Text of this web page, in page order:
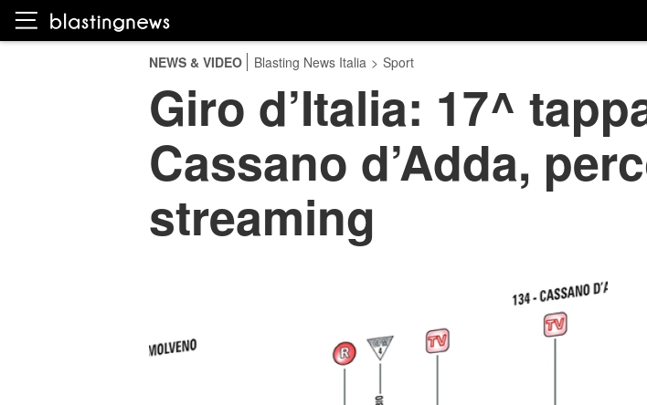
NEWS & VIDEO Blasting News Italia > Sport
Giro d’Italia: 17^
Cassano d’Adda,
streaming